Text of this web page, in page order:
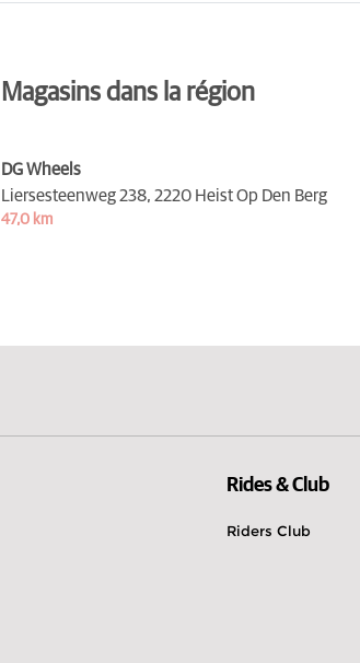
Magasins dans la région
DG Wheels
Liersesteenweg 238, 2220 Heist Op Den Berg
47,0 km
Rides & Club
Riders Club